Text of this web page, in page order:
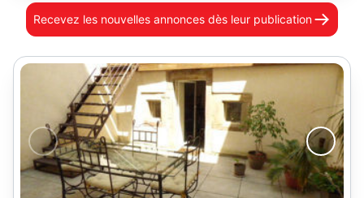
Recevez les nouvelles annonces dès leur publication